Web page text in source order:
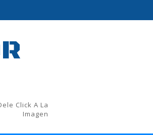
Click A La
Imagen